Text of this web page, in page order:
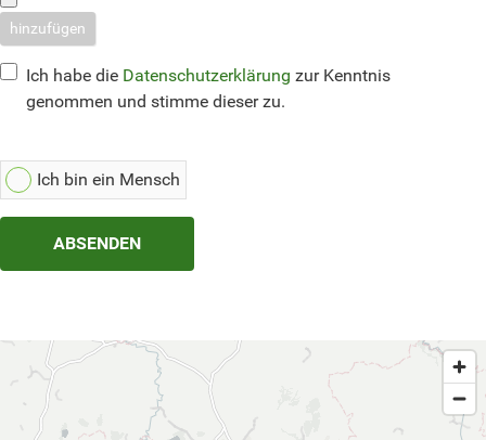
hinzufügen
Ich habe die Datenschutzerklärung zur Kenntnis
genommen und stimme dieser zu.
Ich bin ein Mensch
ABSENDEN